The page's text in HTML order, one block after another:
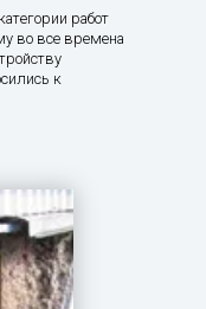
работ
во все времена
к